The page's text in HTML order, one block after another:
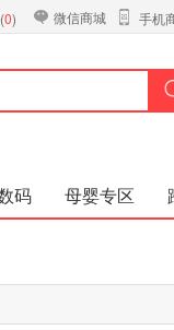
0) 微信商城 手机
码 母婴专区